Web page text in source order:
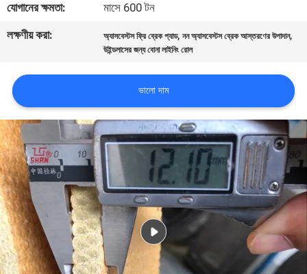
উদ্ধৃতির
জন্য
সাইট
ম্যাপ
PRIVACY
POLICY
যোগানের ক্ষমতা:
মাসে 600 টন
লক্ষণীয় করা:
অ্যাসবেস্টস ফ্রি ব্রেক প্যাড,নন অ্যাসবেস্টস ব্রেক আস্তরণের উপাদান,
উইন্ডলাসের জন্য বোনা লাইনিং রোল
ভালো দাম